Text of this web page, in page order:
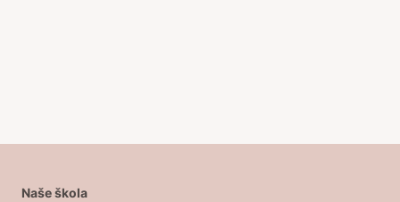
Naše škola